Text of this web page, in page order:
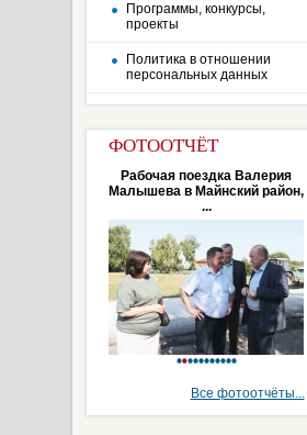
Программы, конкурсы,
проекты
Политика в отношении
персональных данных
ФОТООТЧЁТ
Рабочая поездка Валерия
Малышева в Майнский район,
...
Все фотоотчёты...